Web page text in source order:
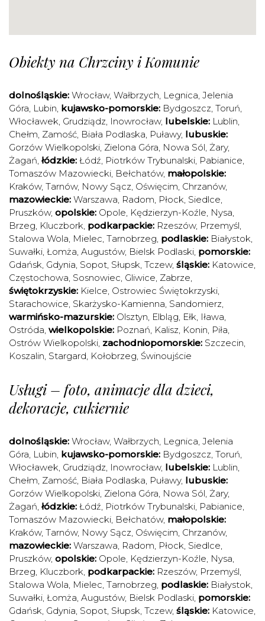
Obiekty na Chrzciny i Komunie
dolnośląskie: Wrocław, Wałbrzych, Legnica, Jelenia
Góra, Lubin, kujawsko-pomorskie: Bydgoszcz, Toruń,
Włocławek, Grudziądz, Inowrocław, lubelskie: Lublin,
Chełm, Zamość, Biała Podlaska, Puławy, lubuskie:
Gorzów Wielkopolski, Zielona Góra, Nowa Sól, Żary,
Żagań, łódzkie: Łódź, Piotrków Trybunalski, Pabianice,
Tomaszów Mazowiecki, Bełchatów, małopolskie:
Kraków, Tarnów, Nowy Sącz, Oświęcim, Chrzanów,
mazowieckie: Warszawa, Radom, Płock, Siedlce,
Pruszków, opolskie: Opole, Kędzierzyn-Koźle, Nysa,
Brzeg, Kluczbork, podkarpackie: Rzeszów, Przemyśl,
Stalowa Wola, Mielec, Tarnobrzeg, podlaskie: Białystok,
Suwałki, Łomża, Augustów, Bielsk Podlaski, pomorskie:
Gdańsk, Gdynia, Sopot, Słupsk, Tczew, śląskie: Katowice,
Częstochowa, Sosnowiec, Gliwice, Zabrze,
świętokrzyskie: Kielce, Ostrowiec Świętokrzyski,
Starachowice, Skarżysko-Kamienna, Sandomierz,
warmińsko-mazurskie: Olsztyn, Elbląg, Ełk, Iława,
Ostróda, wielkopolskie: Poznań, Kalisz, Konin, Piła,
Ostrów Wielkopolski, zachodniopomorskie: Szczecin,
Koszalin, Stargard, Kołobrzeg, Świnoujście
Usługi – foto, animacje dla dzieci,
dekoracje, cukiernie
dolnośląskie: Wrocław, Wałbrzych, Legnica, Jelenia
Góra, Lubin, kujawsko-pomorskie: Bydgoszcz, Toruń,
Włocławek, Grudziądz, Inowrocław, lubelskie: Lublin,
Chełm, Zamość, Biała Podlaska, Puławy, lubuskie:
Gorzów Wielkopolski, Zielona Góra, Nowa Sól, Żary,
Żagań, łódzkie: Łódź, Piotrków Trybunalski, Pabianice,
Tomaszów Mazowiecki, Bełchatów, małopolskie:
Kraków, Tarnów, Nowy Sącz, Oświęcim, Chrzanów,
mazowieckie: Warszawa, Radom, Płock, Siedlce,
Pruszków, opolskie: Opole, Kędzierzyn-Koźle, Nysa,
Brzeg, Kluczbork, podkarpackie: Rzeszów, Przemyśl,
Stalowa Wola, Mielec, Tarnobrzeg, podlaskie: Białystok,
Suwałki, Łomża, Augustów, Bielsk Podlaski, pomorskie:
Gdańsk, Gdynia, Sopot, Słupsk, Tczew, śląskie: Katowice,